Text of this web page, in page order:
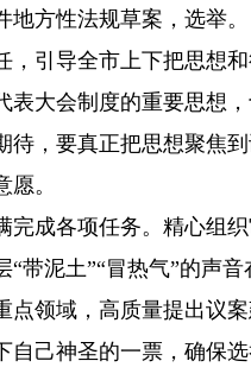
方性法规草案，选举。
引导全市上下把思想
大会制度的重要思想
，要真正把思想聚焦
。
完成各项任务。精心组
带泥土”“冒热气”的声
领域，高质量提出议
己神圣的一票，确保选